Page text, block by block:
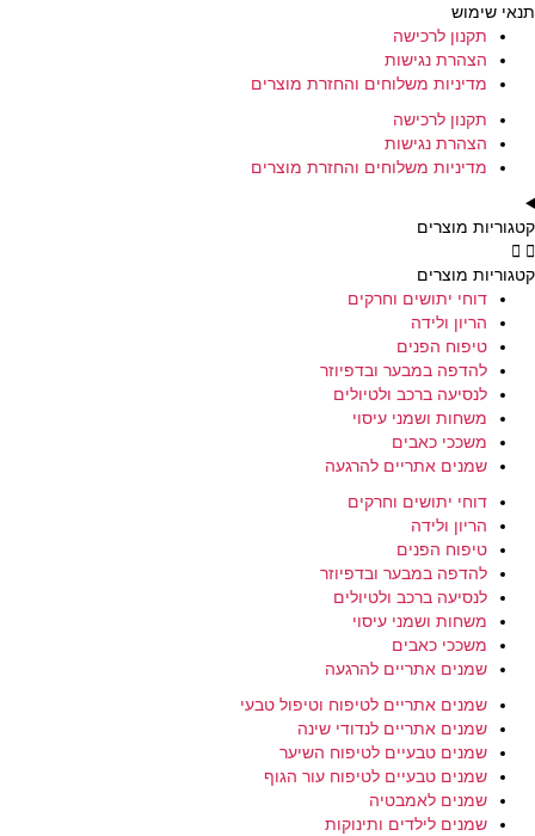
תנאי שימוש
תקנון לרכישה
הצהרת נגישות
מדיניות משלוחים והחזרת מוצרים
תקנון לרכישה
הצהרת נגישות
מדיניות משלוחים והחזרת מוצרים
קטגוריות מוצרים
קטגוריות מוצרים
דוחי יתושים וחרקים
הריון ולידה
טיפוח הפנים
להדפה במבער ובדפיוזר
לנסיעה ברכב ולטיולים
משחות ושמני עיסוי
משככי כאבים
שמנים אתריים להרגעה
דוחי יתושים וחרקים
הריון ולידה
טיפוח הפנים
להדפה במבער ובדפיוזר
לנסיעה ברכב ולטיולים
משחות ושמני עיסוי
משככי כאבים
שמנים אתריים להרגעה
שמנים אתריים לטיפוח וטיפול טבעי
שמנים אתריים לנדודי שינה
שמנים טבעיים לטיפוח השיער
שמנים טבעיים לטיפוח עור הגוף
שמנים לאמבטיה
שמנים לילדים ותינוקות